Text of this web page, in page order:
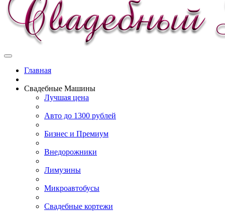
Главная
Свадебные Машины
Лучшая цена
Авто до 1300 рублей
Бизнес и Премиум
Внедорожники
Лимузины
Микроавтобусы
Свадебные кортежи